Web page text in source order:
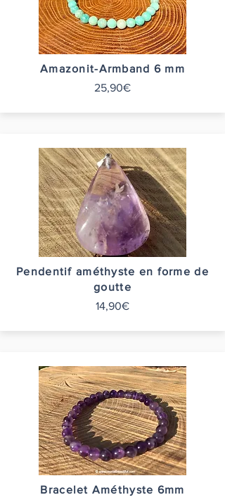
Amazonit-Armband 6 mm
25,90€
Pendentif améthyste en forme de
goutte
14,90€
Bracelet Améthyste 6mm